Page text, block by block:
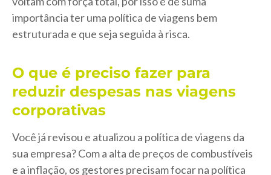
importância ter uma política de viagens bem
estruturada e que seja seguida à risca.
O que é preciso fazer para
reduzir despesas nas viagens
corporativas
Você já revisou e atualizou a política de viagens da
sua empresa? Com a alta de preços de combustíveis
e a inflação, os gestores precisam focar na política